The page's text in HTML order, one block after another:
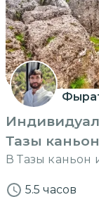
Тазы
В Тазы каньон
5.5 часов